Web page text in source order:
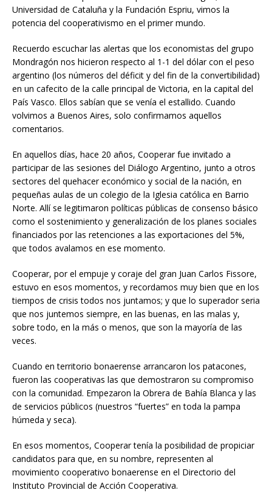
Universidad de Cataluña y la Fundación Espriu, vimos la
potencia del cooperativismo en el primer mundo.
Recuerdo escuchar las alertas que los economistas del grupo
Mondragón nos hicieron respecto al 1-1 del dólar con el peso
argentino (los números del déficit y del fin de la convertibilidad)
en un cafecito de la calle principal de Victoria, en la capital del
País Vasco. Ellos sabían que se venía el estallido. Cuando
volvimos a Buenos Aires, solo confirmamos aquellos
comentarios.
En aquellos días, hace 20 años, Cooperar fue invitado a
participar de las sesiones del Diálogo Argentino, junto a otros
sectores del quehacer económico y social de la nación, en
pequeñas aulas de un colegio de la Iglesia católica en Barrio
Norte. Allí se legitimaron políticas públicas de consenso básico
como el sostenimiento y generalización de los planes sociales
financiados por las retenciones a las exportaciones del 5%,
que todos avalamos en ese momento.
Cooperar, por el empuje y coraje del gran Juan Carlos Fissore,
estuvo en esos momentos, y recordamos muy bien que en los
tiempos de crisis todos nos juntamos; y que lo superador seria
que nos juntemos siempre, en las buenas, en las malas y,
sobre todo, en la más o menos, que son la mayoría de las
veces.
Cuando en territorio bonaerense arrancaron los patacones,
fueron las cooperativas las que demostraron su compromiso
con la comunidad. Empezaron la Obrera de Bahía Blanca y las
de servicios públicos (nuestros “fuertes” en toda la pampa
húmeda y seca).
En esos momentos, Cooperar tenía la posibilidad de propiciar
candidatos para que, en su nombre, representen al
movimiento cooperativo bonaerense en el Directorio del
Instituto Provincial de Acción Cooperativa.